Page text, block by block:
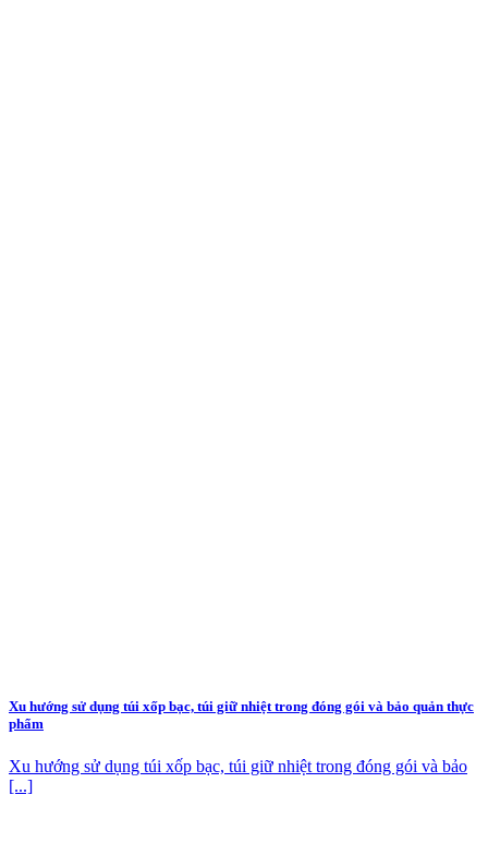
Xu hướng sử dụng túi xốp bạc, túi giữ nhiệt trong đóng gói và bảo quản thực
phẩm
Xu hướng sử dụng túi xốp bạc, túi giữ nhiệt trong đóng gói và bảo
[...]